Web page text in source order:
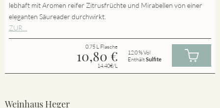
lebhaft mit Aromen reifer Zitrusfrüchte und Mirabellen von einer
eleganten Säureader durchwirkt.
ZUR...
0.75 L Flasche
10,80 €
14.40€/L
12.0 % Vol
EnthältSulfite
Weinhaus Heger